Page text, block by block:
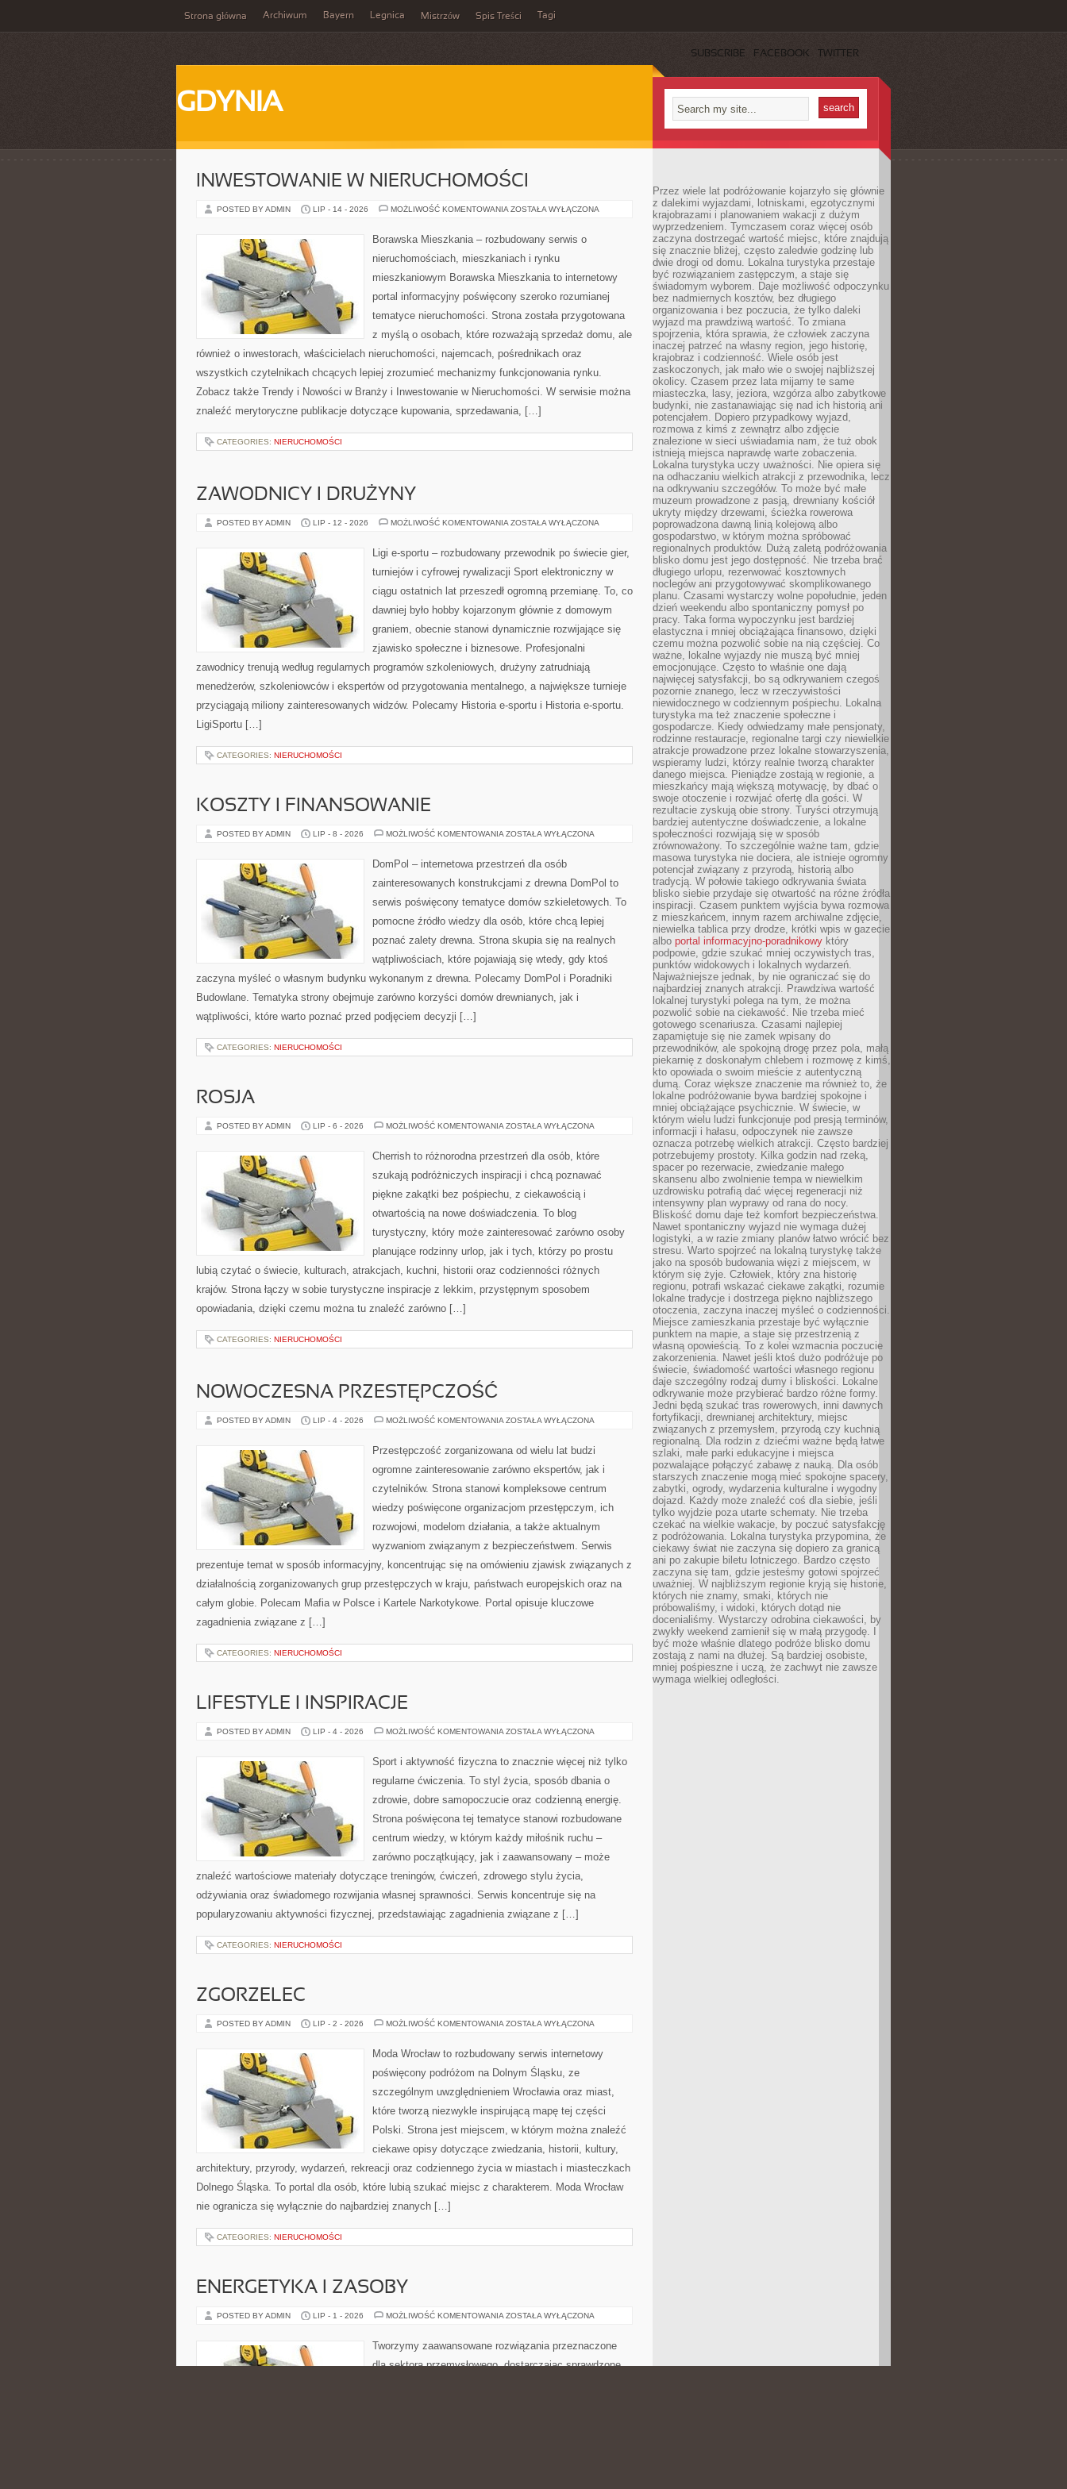
Strona główna Archiwum Bayern Legnica Mistrzów Spis Treści Tagi
SUBSCRIBE FACEBOOK TWITTER
GDYNIA
INWESTOWANIE W NIERUCHOMOŚCI
POSTED BY ADMIN LIP - 14 - 2026 MOŻLIWOŚĆ KOMENTOWANIA INWESTOWANIE
ZOSTAŁA WYŁĄCZONA
Borawska Mieszkania – rozbudowany serwis o
nieruchomościach, mieszkaniach i rynku
mieszkaniowym Borawska Mieszkania to internetowy
portal informacyjny poświęcony szeroko rozumianej
tematyce nieruchomości. Strona została przygotowana
z myślą o osobach, które rozważają sprzedaż domu, ale
również o inwestorach, właścicielach nieruchomości, najemcach, pośrednikach oraz
wszystkich czytelnikach chcących lepiej zrozumieć mechanizmy funkcjonowania rynku.
Zobacz także Trendy i Nowości w Branży i Inwestowanie w Nieruchomości. W serwisie można
znaleźć merytoryczne publikacje dotyczące kupowania, sprzedawania, […]
CATEGORIES: NIERUCHOMOŚCI
ZAWODNICY I DRUŻYNY
POSTED BY ADMIN LIP - 12 - 2026 MOŻLIWOŚĆ KOMENTOWANIA ZAWODNICY
ZOSTAŁA WYŁĄCZONA
Ligi e-sportu – rozbudowany przewodnik po świecie gier,
turniejów i cyfrowej rywalizacji Sport elektroniczny w
ciągu ostatnich lat przeszedł ogromną przemianę. To, co
dawniej było hobby kojarzonym głównie z domowym
graniem, obecnie stanowi dynamicznie rozwijające się
zjawisko społeczne i biznesowe. Profesjonalni
zawodnicy trenują według regularnych programów szkoleniowych, drużyny zatrudniają
menedżerów, szkoleniowców i ekspertów od przygotowania mentalnego, a największe turnieje
przyciągają miliony zainteresowanych widzów. Polecamy Historia e-sportu i Historia e-sportu.
LigiSportu […]
CATEGORIES: NIERUCHOMOŚCI
KOSZTY I FINANSOWANIE
POSTED BY ADMIN LIP - 8 - 2026 MOŻLIWOŚĆ KOMENTOWANIA KOSZTY
ZOSTAŁA WYŁĄCZONA
DomPol – internetowa przestrzeń dla osób
zainteresowanych konstrukcjami z drewna DomPol to
serwis poświęcony tematyce domów szkieletowych. To
pomocne źródło wiedzy dla osób, które chcą lepiej
poznać zalety drewna. Strona skupia się na realnych
wątpliwościach, które pojawiają się wtedy, gdy ktoś
zaczyna myśleć o własnym budynku wykonanym z drewna. Polecamy DomPol i Poradniki
Budowlane. Tematyka strony obejmuje zarówno korzyści domów drewnianych, jak i
wątpliwości, które warto poznać przed podjęciem decyzji […]
CATEGORIES: NIERUCHOMOŚCI
ROSJA
POSTED BY ADMIN LIP - 6 - 2026 MOŻLIWOŚĆ KOMENTOWANIA ROSJA
ZOSTAŁA WYŁĄCZONA
Cherrish to różnorodna przestrzeń dla osób, które
szukają podróżniczych inspiracji i chcą poznawać
piękne zakątki bez pośpiechu, z ciekawością i
otwartością na nowe doświadczenia. To blog
turystyczny, który może zainteresować zarówno osoby
planujące rodzinny urlop, jak i tych, którzy po prostu
lubią czytać o świecie, kulturach, atrakcjach, kuchni, historii oraz codzienności różnych
krajów. Strona łączy w sobie turystyczne inspiracje z lekkim, przystępnym sposobem
opowiadania, dzięki czemu można tu znaleźć zarówno […]
CATEGORIES: NIERUCHOMOŚCI
NOWOCZESNA PRZESTĘPCZOŚĆ
POSTED BY ADMIN LIP - 4 - 2026 MOŻLIWOŚĆ KOMENTOWANIA NOWOCZESNA
ZOSTAŁA WYŁĄCZONA
Przestępczość zorganizowana od wielu lat budzi
ogromne zainteresowanie zarówno ekspertów, jak i
czytelników. Strona stanowi kompleksowe centrum
wiedzy poświęcone organizacjom przestępczym, ich
rozwojowi, modelom działania, a także aktualnym
wyzwaniom związanym z bezpieczeństwem. Serwis
prezentuje temat w sposób informacyjny, koncentrując się na omówieniu zjawisk związanych z
działalnością zorganizowanych grup przestępczych w kraju, państwach europejskich oraz na
całym globie. Polecam Mafia w Polsce i Kartele Narkotykowe. Portal opisuje kluczowe
zagadnienia związane z […]
CATEGORIES: NIERUCHOMOŚCI
LIFESTYLE I INSPIRACJE
POSTED BY ADMIN LIP - 4 - 2026 MOŻLIWOŚĆ KOMENTOWANIA LIFESTYLE
ZOSTAŁA WYŁĄCZONA
Sport i aktywność fizyczna to znacznie więcej niż tylko
regularne ćwiczenia. To styl życia, sposób dbania o
zdrowie, dobre samopoczucie oraz codzienną energię.
Strona poświęcona tej tematyce stanowi rozbudowane
centrum wiedzy, w którym każdy miłośnik ruchu –
zarówno początkujący, jak i zaawansowany – może
znaleźć wartościowe materiały dotyczące treningów, ćwiczeń, zdrowego stylu życia,
odżywiania oraz świadomego rozwijania własnej sprawności. Serwis koncentruje się na
popularyzowaniu aktywności fizycznej, przedstawiając zagadnienia związane z […]
CATEGORIES: NIERUCHOMOŚCI
ZGORZELEC
POSTED BY ADMIN LIP - 2 - 2026 MOŻLIWOŚĆ KOMENTOWANIA ZGORZELEC
ZOSTAŁA WYŁĄCZONA
Moda Wrocław to rozbudowany serwis internetowy
poświęcony podróżom na Dolnym Śląsku, ze
szczególnym uwzględnieniem Wrocławia oraz miast,
które tworzą niezwykle inspirującą mapę tej części
Polski. Strona jest miejscem, w którym można znaleźć
ciekawe opisy dotyczące zwiedzania, historii, kultury,
architektury, przyrody, wydarzeń, rekreacji oraz codziennego życia w miastach i miasteczkach
Dolnego Śląska. To portal dla osób, które lubią szukać miejsc z charakterem. Moda Wrocław
nie ogranicza się wyłącznie do najbardziej znanych […]
CATEGORIES: NIERUCHOMOŚCI
ENERGETYKA I ZASOBY
POSTED BY ADMIN LIP - 1 - 2026 MOŻLIWOŚĆ KOMENTOWANIA ENERGETYKA
ZOSTAŁA WYŁĄCZONA
Tworzymy zaawansowane rozwiązania przeznaczone
dla sektora przemysłowego, dostarczając sprawdzone
Przez wiele lat podróżowanie kojarzyło się głównie
z dalekimi wyjazdami, lotniskami, egzotycznymi
krajobrazami i planowaniem wakacji z dużym
wyprzedzeniem. Tymczasem coraz więcej osób
zaczyna dostrzegać wartość miejsc, które znajdują
się znacznie bliżej, często zaledwie godzinę lub
dwie drogi od domu. Lokalna turystyka przestaje
być rozwiązaniem zastępczym, a staje się
świadomym wyborem. Daje możliwość odpoczynku
bez nadmiernych kosztów, bez długiego
organizowania i bez poczucia, że tylko daleki
wyjazd ma prawdziwą wartość. To zmiana
spojrzenia, która sprawia, że człowiek zaczyna
inaczej patrzeć na własny region, jego historię,
krajobraz i codzienność. Wiele osób jest
zaskoczonych, jak mało wie o swojej najbliższej
okolicy. Czasem przez lata mijamy te same
miasteczka, lasy, jeziora, wzgórza albo zabytkowe
budynki, nie zastanawiając się nad ich historią ani
potencjałem. Dopiero przypadkowy wyjazd,
rozmowa z kimś z zewnątrz albo zdjęcie
znalezione w sieci uświadamia nam, że tuż obok
istnieją miejsca naprawdę warte zobaczenia.
Lokalna turystyka uczy uważności. Nie opiera się
na odhaczaniu wielkich atrakcji z przewodnika, lecz
na odkrywaniu szczegółów. To może być małe
muzeum prowadzone z pasją, drewniany kościół
ukryty między drzewami, ścieżka rowerowa
poprowadzona dawną linią kolejową albo
gospodarstwo, w którym można spróbować
regionalnych produktów. Dużą zaletą podróżowania
blisko domu jest jego dostępność. Nie trzeba brać
długiego urlopu, rezerwować kosztownych
noclegów ani przygotowywać skomplikowanego
planu. Czasami wystarczy wolne popołudnie, jeden
dzień weekendu albo spontaniczny pomysł po
pracy. Taka forma wypoczynku jest bardziej
elastyczna i mniej obciążająca finansowo, dzięki
czemu można pozwolić sobie na nią częściej. Co
ważne, lokalne wyjazdy nie muszą być mniej
emocjonujące. Często to właśnie one dają
najwięcej satysfakcji, bo są odkrywaniem czegoś
pozornie znanego, lecz w rzeczywistości
niewidocznego w codziennym pośpiechu. Lokalna
turystyka ma też znaczenie społeczne i
gospodarcze. Kiedy odwiedzamy małe pensjonaty,
rodzinne restauracje, regionalne targi czy niewielkie
atrakcje prowadzone przez lokalne stowarzyszenia,
wspieramy ludzi, którzy realnie tworzą charakter
danego miejsca. Pieniądze zostają w regionie, a
mieszkańcy mają większą motywację, by dbać o
swoje otoczenie i rozwijać ofertę dla gości. W
rezultacie zyskują obie strony. Turyści otrzymują
bardziej autentyczne doświadczenie, a lokalne
społeczności rozwijają się w sposób
zrównoważony. To szczególnie ważne tam, gdzie
masowa turystyka nie dociera, ale istnieje ogromny
potencjał związany z przyrodą, historią albo
tradycją. W połowie takiego odkrywania świata
blisko siebie przydaje się otwartość na różne źródła
inspiracji. Czasem punktem wyjścia bywa rozmowa
z mieszkańcem, innym razem archiwalne zdjęcie,
niewielka tablica przy drodze, krótki wpis w gazecie
albo portal informacyjno-poradnikowy który
podpowie, gdzie szukać mniej oczywistych tras,
punktów widokowych i lokalnych wydarzeń.
Najważniejsze jednak, by nie ograniczać się do
najbardziej znanych atrakcji. Prawdziwa wartość
lokalnej turystyki polega na tym, że można
pozwolić sobie na ciekawość. Nie trzeba mieć
gotowego scenariusza. Czasami najlepiej
zapamiętuje się nie zamek wpisany do
przewodników, ale spokojną drogę przez pola, małą
piekarnię z doskonałym chlebem i rozmowę z kimś,
kto opowiada o swoim mieście z autentyczną
dumą. Coraz większe znaczenie ma również to, że
lokalne podróżowanie bywa bardziej spokojne i
mniej obciążające psychicznie. W świecie, w
którym wielu ludzi funkcjonuje pod presją terminów,
informacji i hałasu, odpoczynek nie zawsze
oznacza potrzebę wielkich atrakcji. Często bardziej
potrzebujemy prostoty. Kilka godzin nad rzeką,
spacer po rezerwacie, zwiedzanie małego
skansenu albo zwolnienie tempa w niewielkim
uzdrowisku potrafią dać więcej regeneracji niż
intensywny plan wyprawy od rana do nocy.
Bliskość domu daje też komfort bezpieczeństwa.
Nawet spontaniczny wyjazd nie wymaga dużej
logistyki, a w razie zmiany planów łatwo wrócić bez
stresu. Warto spojrzeć na lokalną turystykę także
jako na sposób budowania więzi z miejscem, w
którym się żyje. Człowiek, który zna historię
regionu, potrafi wskazać ciekawe zakątki, rozumie
lokalne tradycje i dostrzega piękno najbliższego
otoczenia, zaczyna inaczej myśleć o codzienności.
Miejsce zamieszkania przestaje być wyłącznie
punktem na mapie, a staje się przestrzenią z
własną opowieścią. To z kolei wzmacnia poczucie
zakorzenienia. Nawet jeśli ktoś dużo podróżuje po
świecie, świadomość wartości własnego regionu
daje szczególny rodzaj dumy i bliskości. Lokalne
odkrywanie może przybierać bardzo różne formy.
Jedni będą szukać tras rowerowych, inni dawnych
fortyfikacji, drewnianej architektury, miejsc
związanych z przemysłem, przyrodą czy kuchnią
regionalną. Dla rodzin z dziećmi ważne będą łatwe
szlaki, małe parki edukacyjne i miejsca
pozwalające połączyć zabawę z nauką. Dla osób
starszych znaczenie mogą mieć spokojne spacery,
zabytki, ogrody, wydarzenia kulturalne i wygodny
dojazd. Każdy może znaleźć coś dla siebie, jeśli
tylko wyjdzie poza utarte schematy. Nie trzeba
czekać na wielkie wakacje, by poczuć satysfakcję
z podróżowania. Lokalna turystyka przypomina, że
ciekawy świat nie zaczyna się dopiero za granicą
ani po zakupie biletu lotniczego. Bardzo często
zaczyna się tam, gdzie jesteśmy gotowi spojrzeć
uważniej. W najbliższym regionie kryją się historie,
których nie znamy, smaki, których nie
próbowaliśmy, i widoki, których dotąd nie
docenialiśmy. Wystarczy odrobina ciekawości, by
zwykły weekend zamienił się w małą przygodę. I
być może właśnie dlatego podróże blisko domu
zostają z nami na dłużej. Są bardziej osobiste,
mniej pośpieszne i uczą, że zachwyt nie zawsze
wymaga wielkiej odległości.